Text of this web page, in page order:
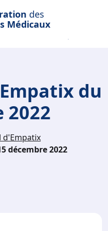
des
Médicaux
du
2022
d'Empatix
décembre 2022